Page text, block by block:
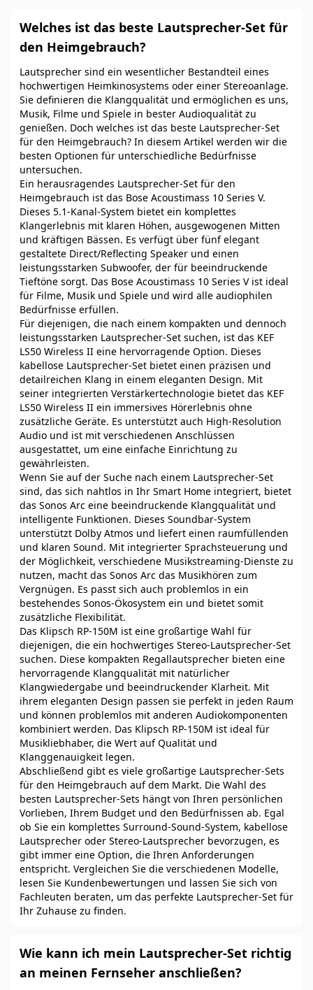
Welches ist das beste Lautsprecher-Set für
den Heimgebrauch?
Lautsprecher sind ein wesentlicher Bestandteil eines
hochwertigen Heimkinosystems oder einer Stereoanlage.
Sie definieren die Klangqualität und ermöglichen es uns,
Musik, Filme und Spiele in bester Audioqualität zu
genießen. Doch welches ist das beste Lautsprecher-Set
für den Heimgebrauch? In diesem Artikel werden wir die
besten Optionen für unterschiedliche Bedürfnisse
untersuchen.
Ein herausragendes Lautsprecher-Set für den
Heimgebrauch ist das Bose Acoustimass 10 Series V.
Dieses 5.1-Kanal-System bietet ein komplettes
Klangerlebnis mit klaren Höhen, ausgewogenen Mitten
und kräftigen Bässen. Es verfügt über fünf elegant
gestaltete Direct/Reflecting Speaker und einen
leistungsstarken Subwoofer, der für beeindruckende
Tieftöne sorgt. Das Bose Acoustimass 10 Series V ist ideal
für Filme, Musik und Spiele und wird alle audiophilen
Bedürfnisse erfüllen.
Für diejenigen, die nach einem kompakten und dennoch
leistungsstarken Lautsprecher-Set suchen, ist das KEF
LS50 Wireless II eine hervorragende Option. Dieses
kabellose Lautsprecher-Set bietet einen präzisen und
detailreichen Klang in einem eleganten Design. Mit
seiner integrierten Verstärkertechnologie bietet das KEF
LS50 Wireless II ein immersives Hörerlebnis ohne
zusätzliche Geräte. Es unterstützt auch High-Resolution
Audio und ist mit verschiedenen Anschlüssen
ausgestattet, um eine einfache Einrichtung zu
gewährleisten.
Wenn Sie auf der Suche nach einem Lautsprecher-Set
sind, das sich nahtlos in Ihr Smart Home integriert, bietet
das Sonos Arc eine beeindruckende Klangqualität und
intelligente Funktionen. Dieses Soundbar-System
unterstützt Dolby Atmos und liefert einen raumfüllenden
und klaren Sound. Mit integrierter Sprachsteuerung und
der Möglichkeit, verschiedene Musikstreaming-Dienste zu
nutzen, macht das Sonos Arc das Musikhören zum
Vergnügen. Es passt sich auch problemlos in ein
bestehendes Sonos-Ökosystem ein und bietet somit
zusätzliche Flexibilität.
Das Klipsch RP-150M ist eine großartige Wahl für
diejenigen, die ein hochwertiges Stereo-Lautsprecher-Set
suchen. Diese kompakten Regallautsprecher bieten eine
hervorragende Klangqualität mit natürlicher
Klangwiedergabe und beeindruckender Klarheit. Mit
ihrem eleganten Design passen sie perfekt in jeden Raum
und können problemlos mit anderen Audiokomponenten
kombiniert werden. Das Klipsch RP-150M ist ideal für
Musikliebhaber, die Wert auf Qualität und
Klanggenauigkeit legen.
Abschließend gibt es viele großartige Lautsprecher-Sets
für den Heimgebrauch auf dem Markt. Die Wahl des
besten Lautsprecher-Sets hängt von Ihren persönlichen
Vorlieben, Ihrem Budget und den Bedürfnissen ab. Egal
ob Sie ein komplettes Surround-Sound-System, kabellose
Lautsprecher oder Stereo-Lautsprecher bevorzugen, es
gibt immer eine Option, die Ihren Anforderungen
entspricht. Vergleichen Sie die verschiedenen Modelle,
lesen Sie Kundenbewertungen und lassen Sie sich von
Fachleuten beraten, um das perfekte Lautsprecher-Set für
Ihr Zuhause zu finden.
Wie kann ich mein Lautsprecher-Set richtig
an meinen Fernseher anschließen?